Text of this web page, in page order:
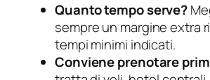
Quanto tempo serve?
sempre un margine extra
tempi minimi indicati.
Conviene prenotare